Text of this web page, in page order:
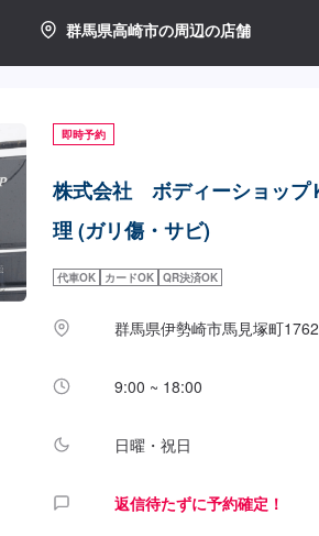
群馬県高崎市の周辺の店舗
即時予約
株式会社 ボディーショップ
理 (ガリ傷・サビ)
代車OK カードOK QR決済OK
群馬県伊勢崎市馬見塚町
9:00 ~ 18:00
日曜・祝日
返信待たずに予約確定！